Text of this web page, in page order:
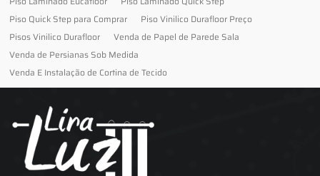
Piso Quick Step para Comprar
Piso Vinilico Durafloor Preço
Pisos Vinilico Durafloor
Venda de Papel de Parede Sala
Venda de Persianas Sob Medida
Venda E Instalação de Cortina de Tecido